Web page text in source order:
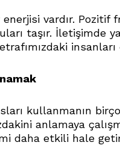
enerjisi vardır.
taşır. İletişimde
kullanmanın
anlamaya
daha etkili hale